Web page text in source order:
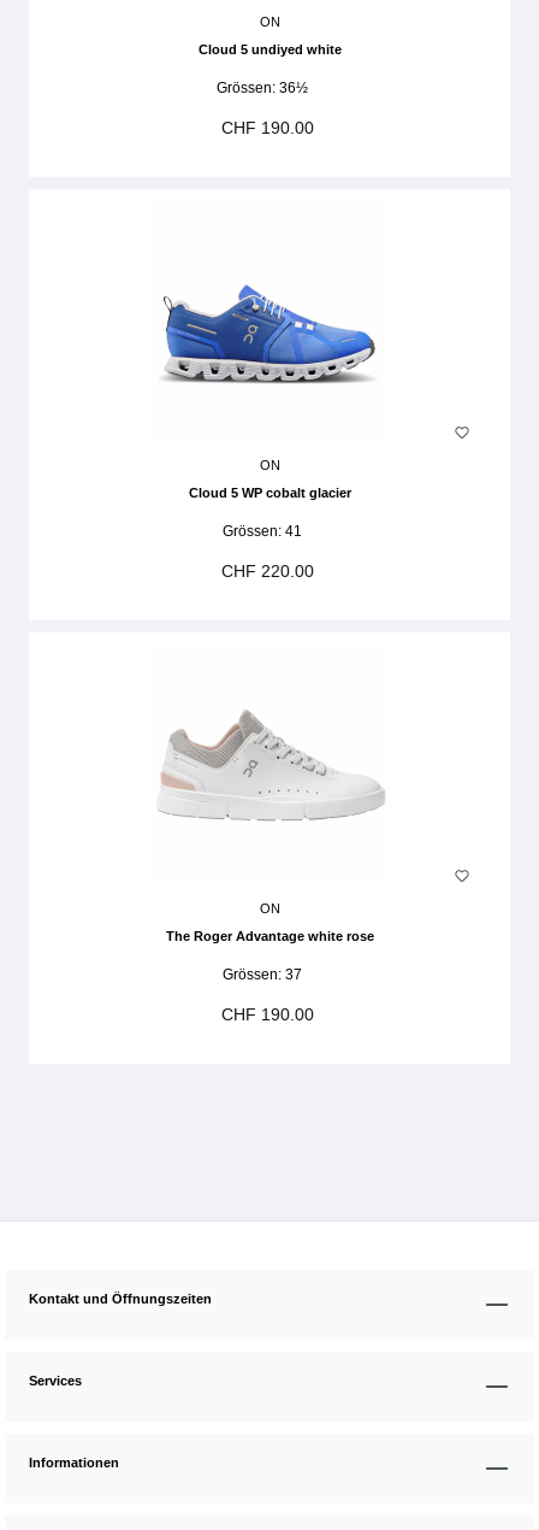
ON
Cloud 5 undiyed white
Grössen: 36½
CHF 190.00
ON
Cloud 5 WP cobalt glacier
Grössen: 41
CHF 220.00
ON
The Roger Advantage white rose
Grössen: 37
CHF 190.00
Kontakt und Öffnungszeiten
Services
Informationen